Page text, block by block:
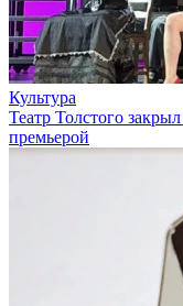
Культура
Театр Толстого
премьерой